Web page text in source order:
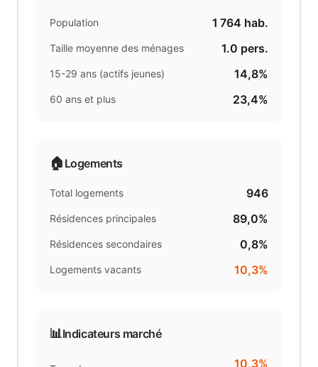
Population 1 764 hab.
Taille moyenne des ménages 1.0 pers.
15-29 ans (actifs jeunes) 14,8%
60 ans et plus 23,4%
🏠 Logements
Total logements 946
Résidences principales 89,0%
Résidences secondaires 0,8%
Logements vacants 10,3%
📊Indicateurs marché
10,3%